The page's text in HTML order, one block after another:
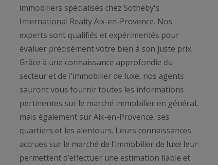
immobiliers spécialisés chez Sotheby's
International Realty Aix-en-Provence. Nos
experts sont qualifiés et expérimentés pour
évaluer précisément votre bien à son juste prix.
Grâce à une connaissance approfondie du
secteur et de l'immobilier de luxe, nos agents
sauront vous fournir toutes les informations
pertinentes sur le marché immobilier en général,
mais également sur Aix-en-Provence, ses
quartiers et les alentours. Leurs connaissances
accrues sur le marché de l’immobilier de luxe leur
permettent d’effectuer une estimation fiable et